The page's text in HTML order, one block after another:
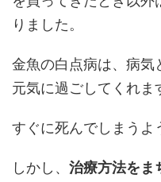
りました。
金魚の白点病は、病気
元気に過ごしてくれま
すぐに死んでしまうよ
しかし、 治療方法をま